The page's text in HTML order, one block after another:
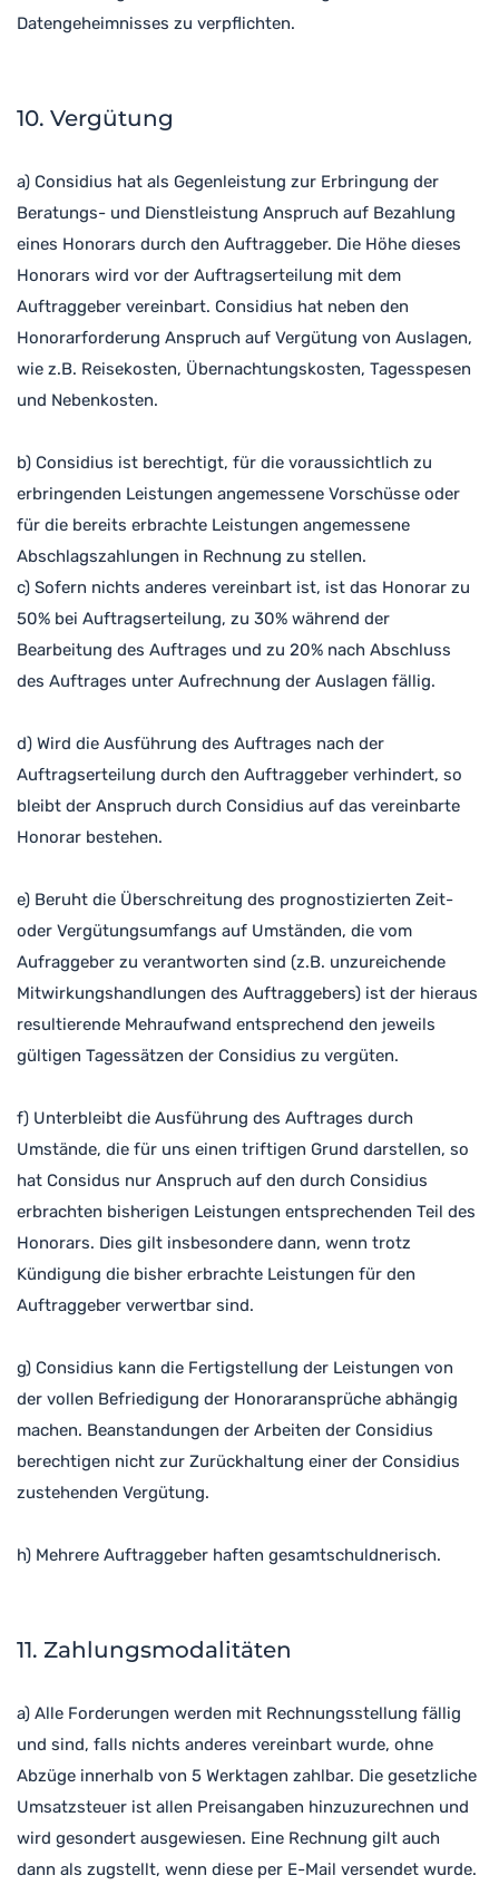
Datengeheimnisses zu verpflichten.
10. Vergütung
a) Considius hat als Gegenleistung zur Erbringung der
Beratungs- und Dienstleistung Anspruch auf Bezahlung
eines Honorars durch den Auftraggeber. Die Höhe dieses
Honorars wird vor der Auftragserteilung mit dem
Auftraggeber vereinbart. Considius hat neben den
Honorarforderung Anspruch auf Vergütung von Auslagen,
wie z.B. Reisekosten, Übernachtungskosten, Tagesspesen
und Nebenkosten.
b) Considius ist berechtigt, für die voraussichtlich zu
erbringenden Leistungen angemessene Vorschüsse oder
für die bereits erbrachte Leistungen angemessene
Abschlagszahlungen in Rechnung zu stellen.
c) Sofern nichts anderes vereinbart ist, ist das Honorar zu
50% bei Auftragserteilung, zu 30% während der
Bearbeitung des Auftrages und zu 20% nach Abschluss
des Auftrages unter Aufrechnung der Auslagen fällig.
d) Wird die Ausführung des Auftrages nach der
Auftragserteilung durch den Auftraggeber verhindert, so
bleibt der Anspruch durch Considius auf das vereinbarte
Honorar bestehen.
e) Beruht die Überschreitung des prognostizierten Zeit-
oder Vergütungsumfangs auf Umständen, die vom
Aufraggeber zu verantworten sind (z.B. unzureichende
Mitwirkungshandlungen des Auftraggebers) ist der hieraus
resultierende Mehraufwand entsprechend den jeweils
gültigen Tagessätzen der Considius zu vergüten.
f) Unterbleibt die Ausführung des Auftrages durch
Umstände, die für uns einen triftigen Grund darstellen, so
hat Considus nur Anspruch auf den durch Considius
erbrachten bisherigen Leistungen entsprechenden Teil des
Honorars. Dies gilt insbesondere dann, wenn trotz
Kündigung die bisher erbrachte Leistungen für den
Auftraggeber verwertbar sind.
g) Considius kann die Fertigstellung der Leistungen von
der vollen Befriedigung der Honoraransprüche abhängig
machen. Beanstandungen der Arbeiten der Considius
berechtigen nicht zur Zurückhaltung einer der Considius
zustehenden Vergütung.
h) Mehrere Auftraggeber haften gesamtschuldnerisch.
11. Zahlungsmodalitäten
a) Alle Forderungen werden mit Rechnungsstellung fällig
und sind, falls nichts anderes vereinbart wurde, ohne
Abzüge innerhalb von 5 Werktagen zahlbar. Die gesetzliche
Umsatzsteuer ist allen Preisangaben hinzuzurechnen und
wird gesondert ausgewiesen. Eine Rechnung gilt auch
dann als zugstellt, wenn diese per E-Mail versendet wurde.